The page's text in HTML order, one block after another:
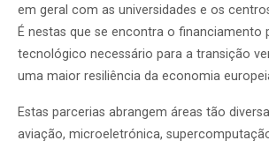
em geral com as universidades e os
É nestas que se encontra o financiamento
tecnológico necessário para a transição
uma maior resiliência da economia
Estas parcerias abrangem áreas tão
aviação, microeletrónica,